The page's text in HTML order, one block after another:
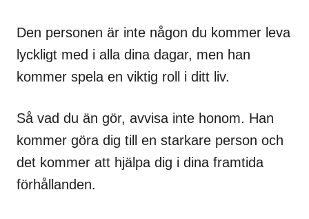
Den personen är inte någon du kommer leva
lyckligt med i alla dina dagar, men han
kommer spela en viktig roll i ditt liv.
Så vad du än gör, avvisa inte honom. Han
kommer göra dig till en starkare person och
det kommer att hjälpa dig i dina framtida
förhållanden.